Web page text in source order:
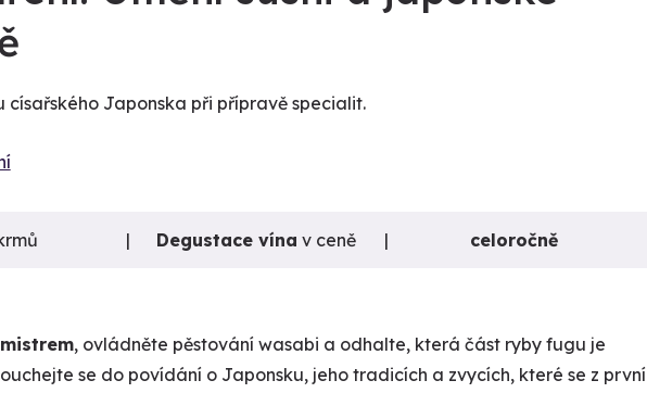
císařského Japonska při přípravě specialit.
Degustace vína v ceně celoročně
, ovládněte pěstování wasabi a odhalte, která část ryby fugu je
se do povídání o Japonsku, jeho tradicích a zvycích, které se z první